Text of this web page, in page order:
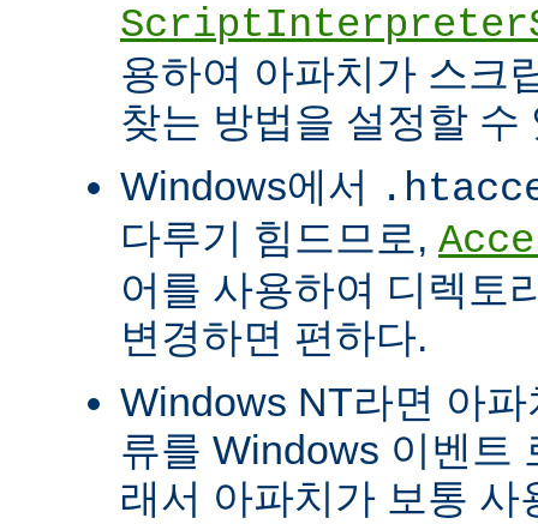
용하여 아파치가 스크
찾는 방법을 설정할 수
Windows에서
다루기 힘드므로,
어를 사용하여 디렉토
변경하면 편하다.
Windows NT라면 아
류를 Windows 이벤트
래서 아파치가 보통